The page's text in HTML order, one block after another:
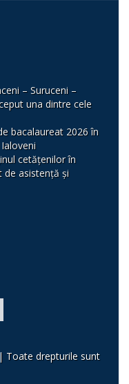
– Suruceni –
una dintre cele
bacalaureat 2026 în
cetățenilor în
de asistență și
Toate drepturile sunt